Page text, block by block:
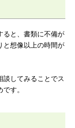
ると、書類に不備が
と想像以上の時間が
談してみることでス
す。